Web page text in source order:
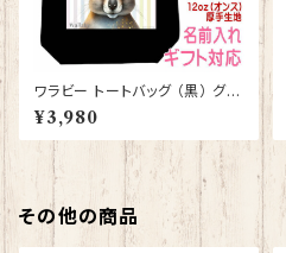
ワラビー トートバッグ （黒） グッ
ズ 雑貨 入学祝い レッスンバッ
グ お買い物バッグ【型番 B-100
09】お花の王冠シリーズ
¥3,980
その他の商品